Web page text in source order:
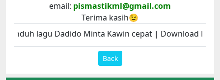
email: pismastikml@gmail.com
Terima kasih😉
Unduh lagu Dadido Minta Kawin cepat | Download
Back